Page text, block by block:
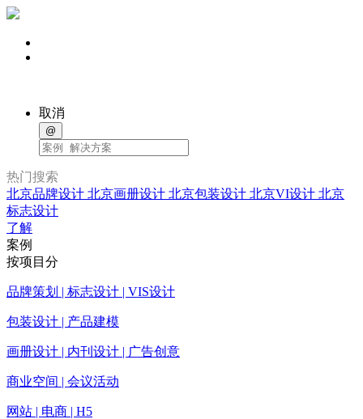
取消
@
热门搜索
北京品牌设计 北京画册设计 北京包装设计 北京VI设计 北京
标志设计
了解
案例
按项目分
品牌策划 | 标志设计 | VIS设计
包装设计 | 产品建模
画册设计 | 内刊设计 | 广告创意
商业空间 | 会议活动
网站 | 电商 | H5